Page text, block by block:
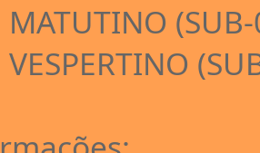
MATUTINO
VESPERTINO